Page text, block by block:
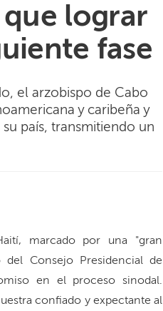
que lograr
fase
el arzobispo de Cabo
y caribeña y
país, transmitiendo un
marcado por una "gran
Consejo Presidencial de
en el proceso sinodal.
confiado y expectante al